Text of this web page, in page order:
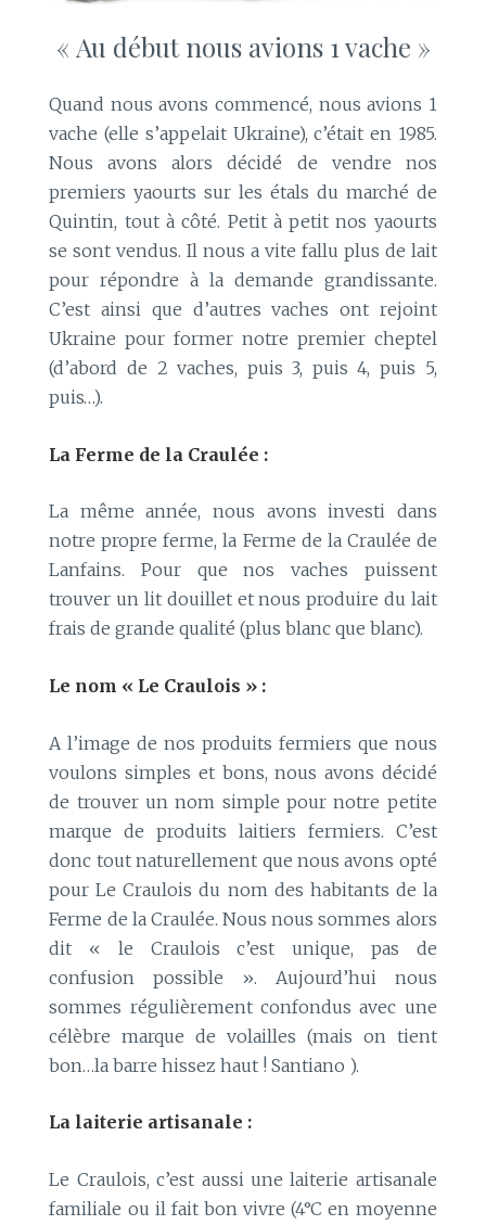
« Au début nous avions 1 vache »
Quand nous avons commencé, nous avions 1
vache (elle s’appelait Ukraine), c’était en 1985.
Nous avons alors décidé de vendre nos
premiers yaourts sur les étals du marché de
Quintin, tout à côté. Petit à petit nos yaourts
se sont vendus. Il nous a vite fallu plus de lait
pour répondre à la demande grandissante.
C’est ainsi que d’autres vaches ont rejoint
Ukraine pour former notre premier cheptel
(d’abord de 2 vaches, puis 3, puis 4, puis 5,
puis…).
La Ferme de la Craulée :
La même année, nous avons investi dans
notre propre ferme, la Ferme de la Craulée de
Lanfains. Pour que nos vaches puissent
trouver un lit douillet et nous produire du lait
frais de grande qualité (plus blanc que blanc).
Le nom « Le Craulois » :
A l’image de nos produits fermiers que nous
voulons simples et bons, nous avons décidé
de trouver un nom simple pour notre petite
marque de produits laitiers fermiers. C’est
donc tout naturellement que nous avons opté
pour Le Craulois du nom des habitants de la
Ferme de la Craulée. Nous nous sommes alors
dit « le Craulois c’est unique, pas de
confusion possible ». Aujourd’hui nous
sommes régulièrement confondus avec une
célèbre marque de volailles (mais on tient
bon…la barre hissez haut ! Santiano ).
La laiterie artisanale :
Le Craulois, c’est aussi une laiterie artisanale
familiale ou il fait bon vivre (4°C en moyenne